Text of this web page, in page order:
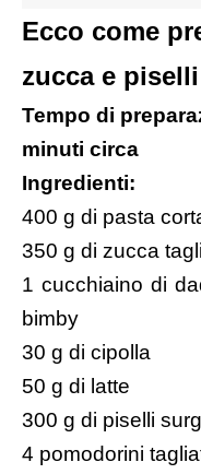
Ecco come
zucca e piselli
Tempo di
minuti circa
Ingredienti:
400 g di pasta
350 g di zucca
1 cucchiaino di
bimby
30 g di cipolla
50 g di latte
300 g di piselli
4 pomodorini